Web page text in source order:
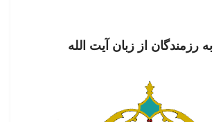
رزمندگان از زبان آیت الله